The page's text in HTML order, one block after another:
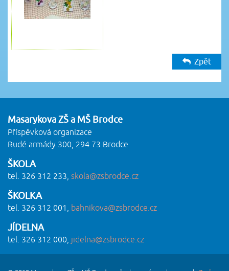
Zpět
Masarykova ZŠ a MŠ Brodce
Příspěvková organizace
Rudé armády 300, 294 73 Brodce
ŠKOLA
tel. 326 312 233, skola@zsbrodce.cz
ŠKOLKA
tel. 326 312 001, bahnikova@zsbrodce.cz
JÍDELNA
tel. 326 312 000, jidelna@zsbrodce.cz